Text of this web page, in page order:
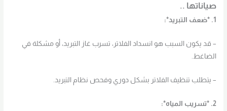
صياناتها ..
1. *ضعف التبريد*:
– قد يكون السبب هو انسداد الفلاتر، تسرب غاز التبريد، أو مشكلة في
الضاغط.
– يتطلب تنظيف الفلاتر بشكل دوري وفحص نظام التبريد.
2. *تسريب المياه*: